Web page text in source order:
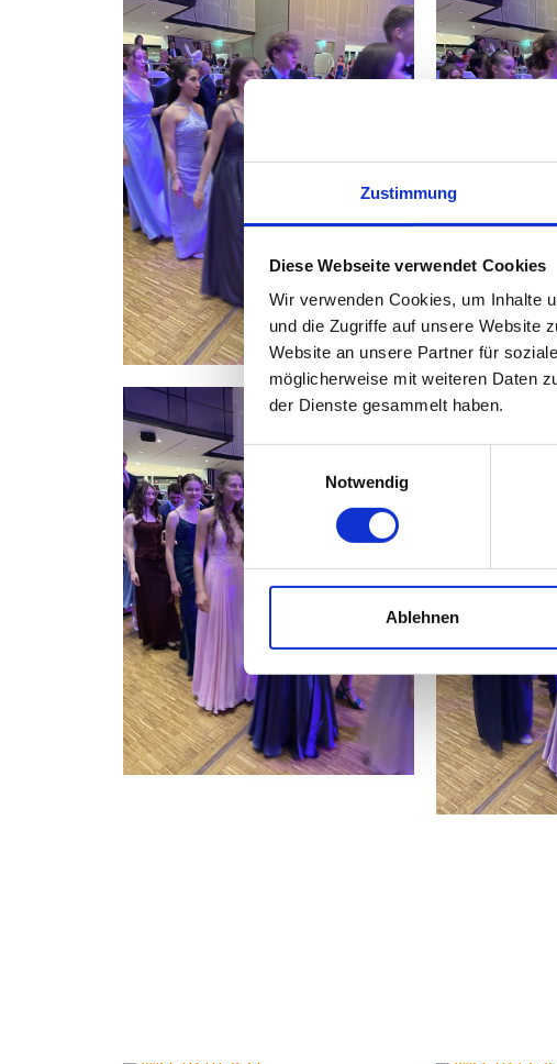
Zustimmung
Diese Webseite verwendet Cookies
Wir verwenden Cookies, um Inhalte
und die Zugriffe auf unsere Website
Website an unsere Partner für
möglicherweise mit weiteren Daten
der Dienste gesammelt haben.
Einwilligungsauswahl
Notwendig
Ablehnen